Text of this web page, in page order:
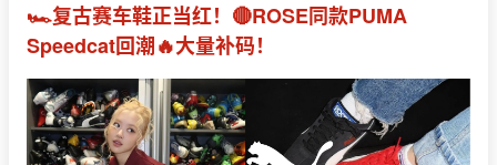
🏎复古赛车鞋正当红！🔴ROSE同款PUMA
Speedcat回潮🔥大量补码！